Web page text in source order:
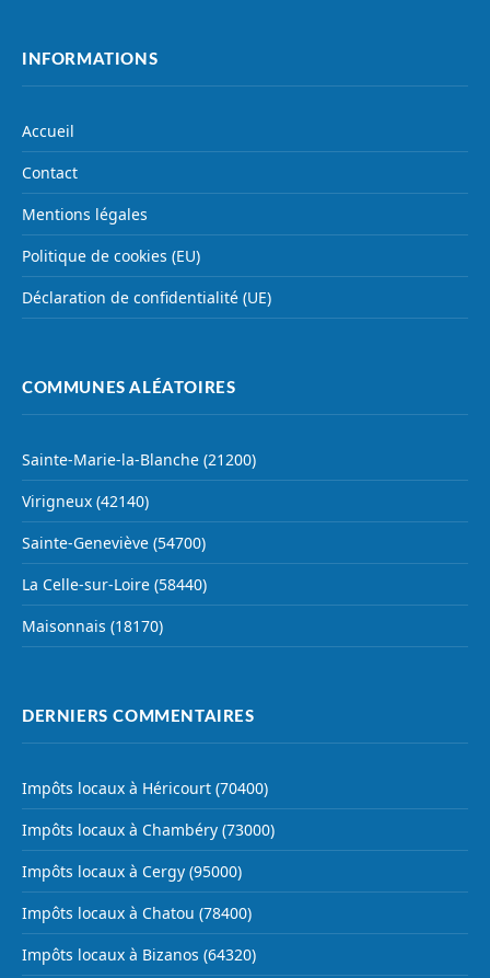
INFORMATIONS
Accueil
Contact
Mentions légales
Politique de cookies (EU)
Déclaration de confidentialité (UE)
COMMUNES ALÉATOIRES
Sainte-Marie-la-Blanche (21200)
Virigneux (42140)
Sainte-Geneviève (54700)
La Celle-sur-Loire (58440)
Maisonnais (18170)
DERNIERS COMMENTAIRES
Impôts locaux à Héricourt (70400)
Impôts locaux à Chambéry (73000)
Impôts locaux à Cergy (95000)
Impôts locaux à Chatou (78400)
Impôts locaux à Bizanos (64320)